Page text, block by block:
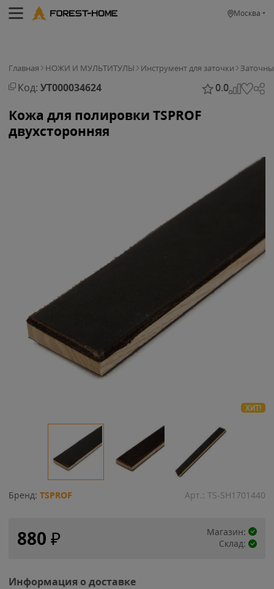
Москва
Главная НОЖИ И МУЛЬТИТУЛЫ Инструмент для заточки
Код: УТ000034624 0.0
Кожа для полировки TSPROF
двухсторонняя
ХИТ!
Бренд: TSPROF Арт.: TS-SH1701440
880 ₽
Магазин:
Склад:
Информация о доставке